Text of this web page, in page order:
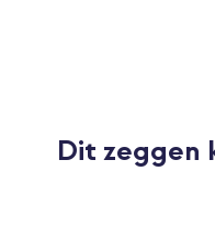
Dit zeggen